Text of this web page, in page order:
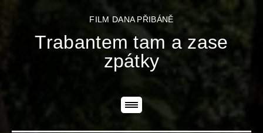
FILM DANA PŘIBÁNĚ
Trabantem tam a zase
zpátky